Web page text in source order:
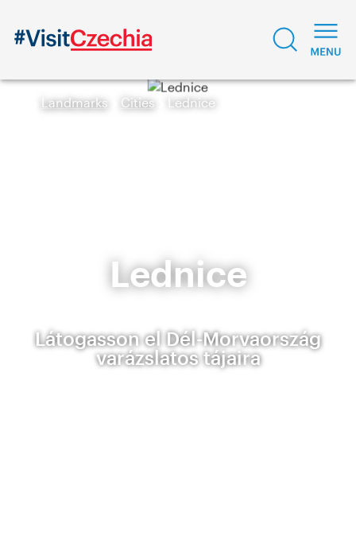
Landmarks Cities Lednice
Lednice
Látogasson el Dél-Morvaország
varázslatos tájaira